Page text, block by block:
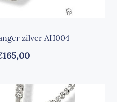
zilver AH004